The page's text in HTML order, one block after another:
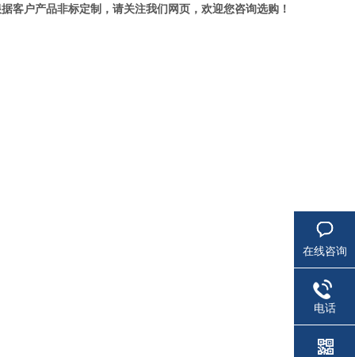
客户产品非标定制，请关注我们网页，欢迎您咨询选购！
在线咨询
电话